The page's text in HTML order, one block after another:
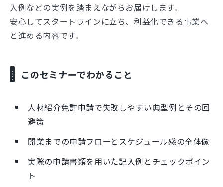
入例などの実例を踏まえながらお届けします。
安心してスタートラインに立ち、利益化できる事業へ
と進める内容です。
このセミナーでわかること
人材紹介免許申請で失敗しやすい典型例とその回
避策
開業までの申請フローとスケジュール感の全体像
実際の申請書類を用いた記入例とチェックポイン
ト